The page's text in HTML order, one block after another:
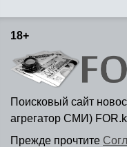
18+
Поисковый сайт
агрегатор СМИ)
Прежде прочтите